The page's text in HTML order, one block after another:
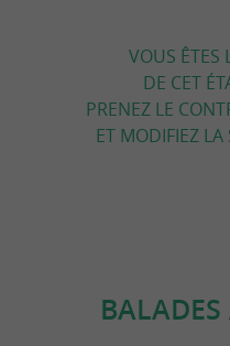
VOUS ÊTES
DE CET
PRENEZ LE
ET MODIFIEZ LA
BALADES